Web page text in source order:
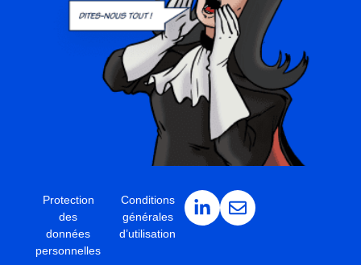
Protection
des
données
personnelles
Conditions
générales
d’utilisation